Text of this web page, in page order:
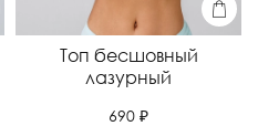
Топ бесшовный
лазурный
690 ₽